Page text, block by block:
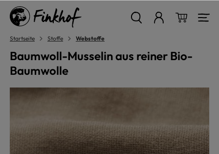
springen
Startseite Stoffe Webstoffe
Baumwoll-Musselin aus reiner Bio-
Baumwolle